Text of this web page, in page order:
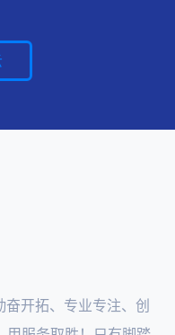
开拓、专业专注、创